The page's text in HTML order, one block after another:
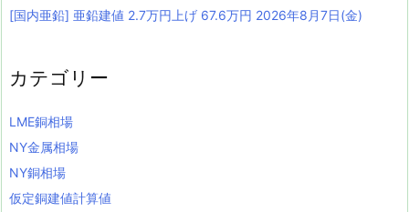
[国内亜鉛] 亜鉛建値 2.7万円上げ 67.6万円 2026年8月7日(金)
カテゴリー
LME銅相場
NY金属相場
NY銅相場
仮定銅建値計算値